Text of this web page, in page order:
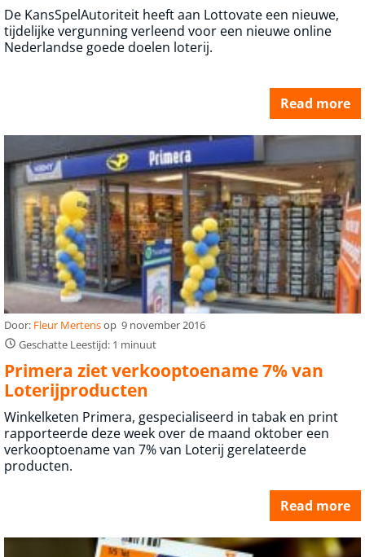
De KansSpelAutoriteit heeft aan Lottovate een nieuwe,
tijdelijke vergunning verleend voor een nieuwe online
Nederlandse goede doelen loterij.
Read more
Door: Fleur Mertensop 9 november 2016
Geschatte Leestijd: 1 minuut
Primera ziet verkooptoename 7% van
Loterijproducten
Winkelketen Primera, gespecialiseerd in tabak en print
rapporteerde deze week over de maand oktober een
verkoop­toename van 7% van Loterij gerelateerde
producten.
Read more